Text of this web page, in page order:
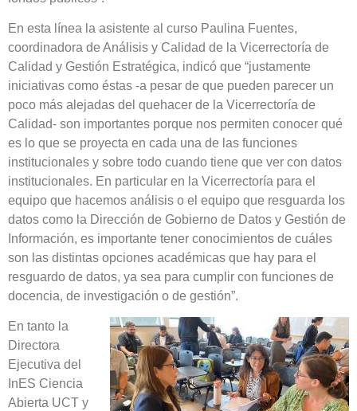
En esta línea la asistente al curso Paulina Fuentes,
coordinadora de Análisis y Calidad de la Vicerrectoría de
Calidad y Gestión Estratégica, indicó que “justamente
iniciativas como éstas -a pesar de que pueden parecer un
poco más alejadas del quehacer de la Vicerrectoría de
Calidad- son importantes porque nos permiten conocer qué
es lo que se proyecta en cada una de las funciones
institucionales y sobre todo cuando tiene que ver con datos
institucionales. En particular en la Vicerrectoría para el
equipo que hacemos análisis o el equipo que resguarda los
datos como la Dirección de Gobierno de Datos y Gestión de
Información, es importante tener conocimientos de cuáles
son las distintas opciones académicas que hay para el
resguardo de datos, ya sea para cumplir con funciones de
docencia, de investigación o de gestión”.
En tanto la
Directora
Ejecutiva del
InES Ciencia
Abierta UCT y